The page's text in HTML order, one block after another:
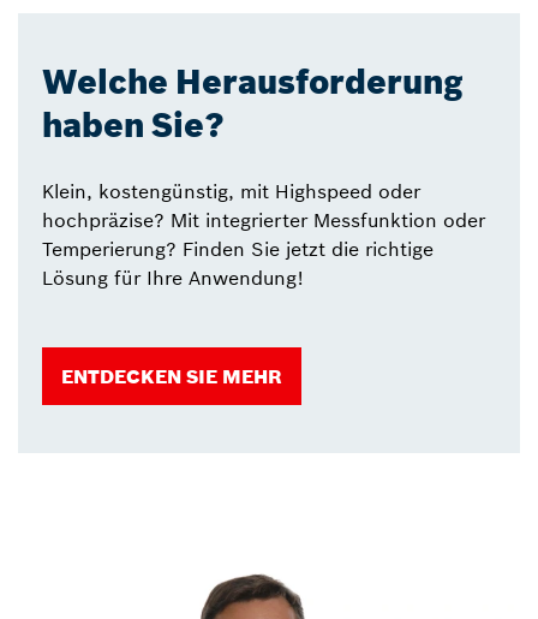
Welche Herausforderung
haben Sie?
Klein, kostengünstig, mit Highspeed oder
hochpräzise? Mit integrierter Messfunktion oder
Temperierung? Finden Sie jetzt die richtige
Lösung für Ihre Anwendung!
ENTDECKEN SIE MEHR